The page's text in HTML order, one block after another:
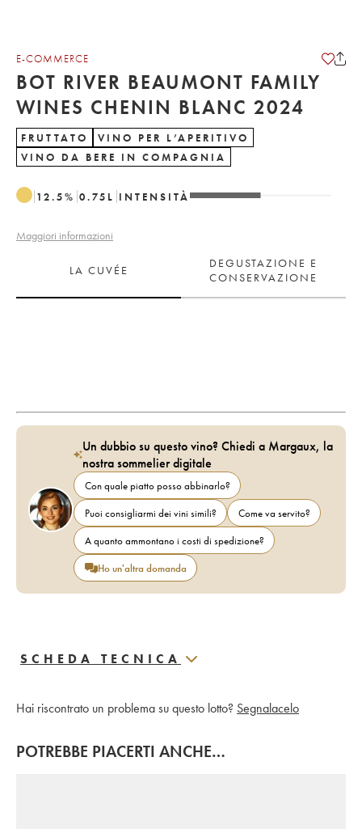
E-COMMERCE
BOT RIVER BEAUMONT FAMILY
WINES CHENIN BLANC 2024
FRUTTATO
VINO PER L’APERITIVO
VINO DA BERE IN COMPAGNIA
12.5% 0.75 L INTENSITÀ
Maggiori informazioni
LA CUVÉE
DEGUSTAZIONE E
CONSERVAZIONE
Un dubbio su questo vino? Chiedi a Margaux, la
nostra sommelier digitale
Con quale piatto posso abbinarlo?
Puoi consigliarmi dei vini simili?
Come va servito?
A quanto ammontano i costi di spedizione?
Ho un'altra domanda
SCHEDA TECNICA
Hai riscontrato un problema su questo lotto? Segnalacelo
POTREBBE PIACERTI ANCHE…